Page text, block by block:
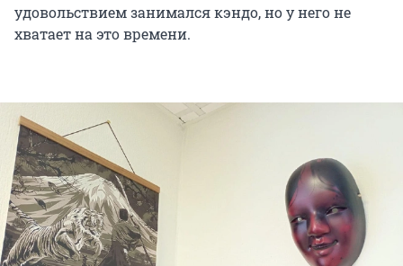
удовольствием занимался кэндо, но у него не
хватает на это времени.